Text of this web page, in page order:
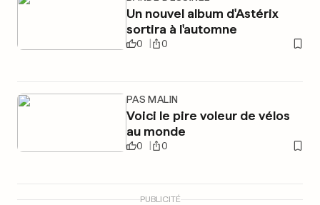
Un nouvel album d'Astérix
sortira à l'automne
0 0
PAS MALIN
Voici le pire voleur de vélos
au monde
0 0
PUBLICITÉ